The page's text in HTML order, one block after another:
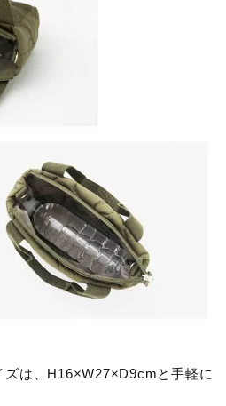
ズは、H16×W27×D9cmと手軽に